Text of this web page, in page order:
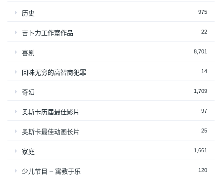
历史 975
吉卜力工作室作品 22
喜剧 8,701
回味无穷的高智商犯罪 14
奇幻 1,709
奥斯卡历届最佳影片 97
奥斯卡最佳动画长片 25
家庭 1,661
少儿节目 – 寓教于乐 120